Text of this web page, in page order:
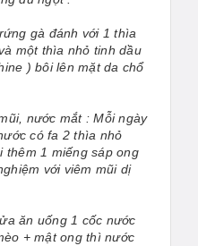
gà đánh với 1 thìa
một thìa nhỏ tinh dầu
) bôi lên mặt da chổ
nước mắt : Mỗi ngày
có fa 2 thìa nhỏ
thêm 1 miếng sáp ong
với viêm mũi dị
ăn uống 1 cốc nước
+ mật ong thì nước